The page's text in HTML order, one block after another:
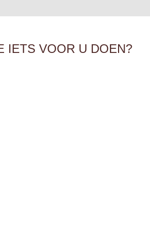
IETS VOOR U DOEN?